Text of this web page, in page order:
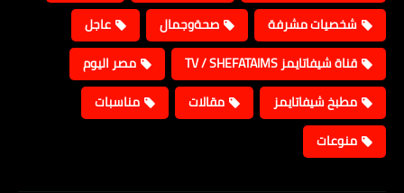
شخصيات مشرفة
صحةوجمال
عاجل
قناة شيفاتايمز TV / SHEFATAIMS
مصر اليوم
مطبخ شيفاتايمز
مقالات
مناسبات
منوعات